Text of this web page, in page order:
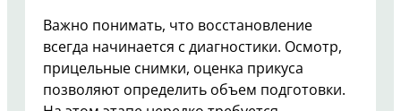
Важно понимать, что восстановление
всегда начинается с диагностики. Осмотр,
прицельные снимки, оценка прикуса
позволяют определить объем подготовки.